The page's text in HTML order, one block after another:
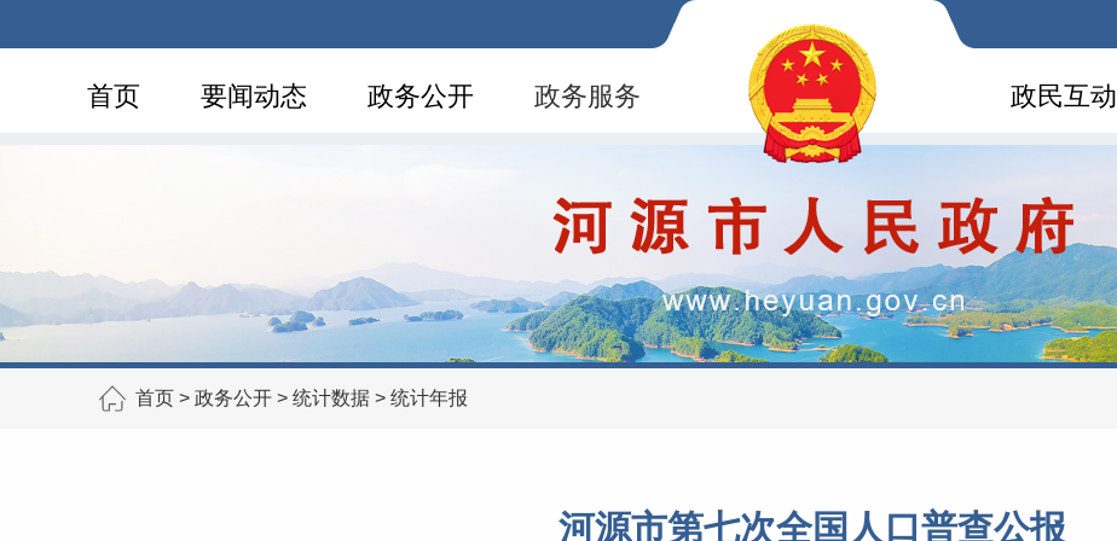
首页 要闻动态 政务公开 政务服务 政民互动
首页 > 政务公开 > 统计数据 > 统计年报
河源市第七次全国人口普查公报